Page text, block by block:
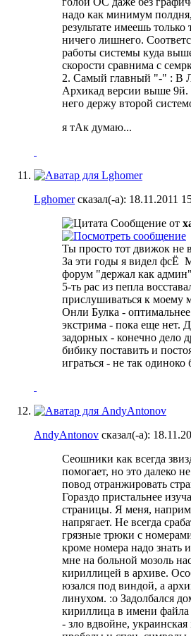
надо как минимум
результате имеешь
ничего лишнего.
работы системы куда
скорости сравнима с
2. Самый главный "-" : В
Архикад версии выше
него держу второй
я тАк думаю...
Lghomerсказал(-а): 18.11.2011
Сообщение от
Ты просто тот движок не
За эти годы я видел фсЁ
форум "держал как
5-ть рас из пепла
прислушиваться к моему
Онли Булка -
экстрима - пока еще нет.
задорных - конечно дело
бибику поставить и
играться - не так одиноко
AndyAntonov сказал(-а):
Сеошники как всегда
помогает, но это далеко
повод отранжировать
Гораздо пристальнее
страницы. Я меня,
напрягает. Не всегда
грязные трюки с
кроме номера надо знать
мне на больной мозоль
кириллицей в архиве.
юзался под виндой, а
линухом. :o Задолбался
кириллица в имени
- зло вдвойне, украинская